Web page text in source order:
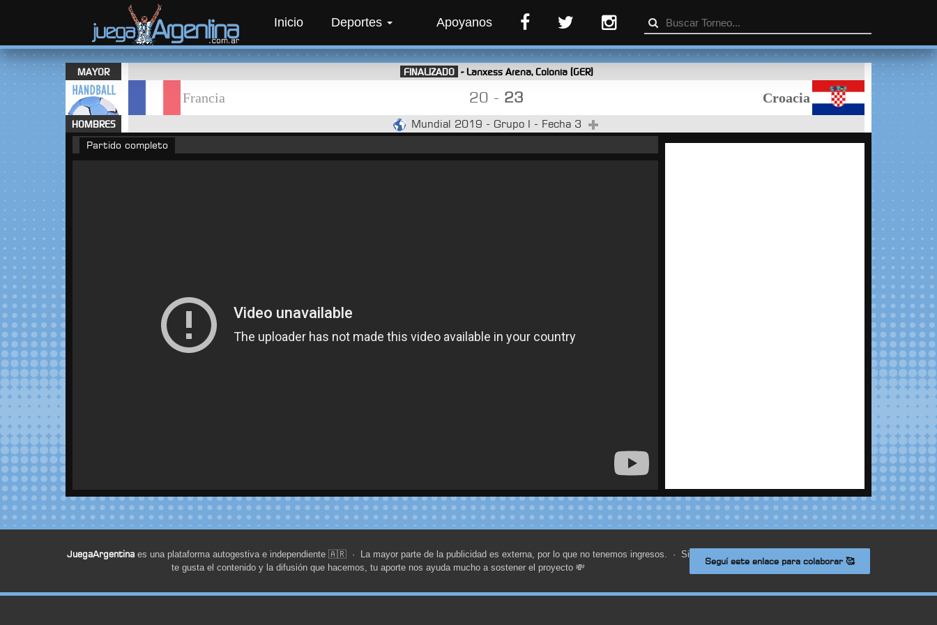
Inicio Deportes Apoyanos
MAYOR
HOMBRES
FINALIZADO - Lanxess Arena, Colonia (GER)
Francia 20 - 23 Croacia
Mundial 2019 - Grupo I - Fecha 3
Partido completo
JuegaArgentina es una plataforma autogestiva e independiente 🇦🇷 · La mayor parte de la publicidad es externa, por lo que no tenemos ingresos. · Si
te gusta el contenido y la difusión que hacemos, tu aporte nos ayuda mucho a sostener el proyecto 💸
Seguí este enlace para colaborar 🥰